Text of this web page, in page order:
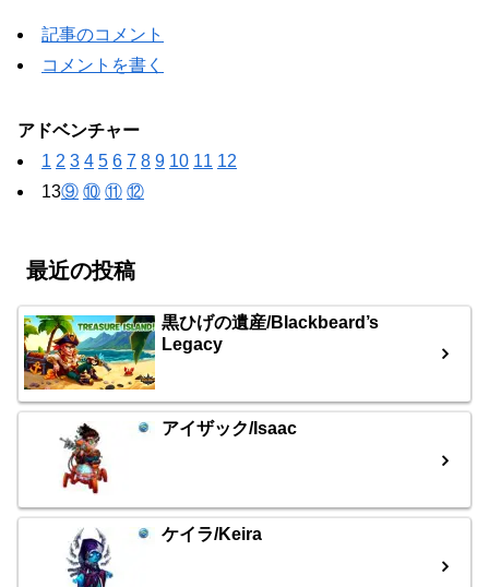
記事のコメント
コメントを書く
アドベンチャー
1 2 3 4 5 6 7 8 9 10 11 12
13⑨ ⑩ ⑪ ⑫
最近の投稿
黒ひげの遺産/Blackbeard’s
Legacy
アイザック/Isaac
ケイラ/Keira